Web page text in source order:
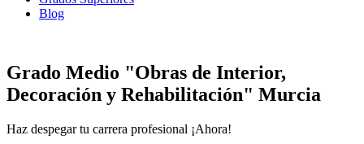
Blog
Grado Medio "Obras de Interior,
Decoración y Rehabilitación" Murcia
Haz despegar tu carrera profesional ¡Ahora!